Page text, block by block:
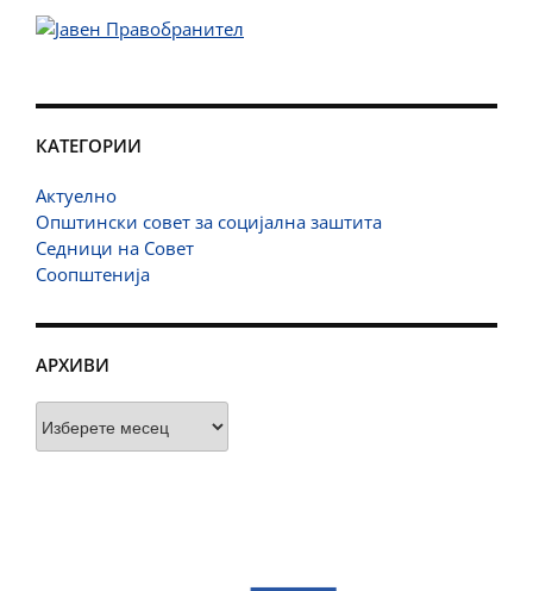
КАТЕГОРИИ
Актуелно
Општински совет за социјална заштита
Седници на Совет
Соопштенија
АРХИВИ